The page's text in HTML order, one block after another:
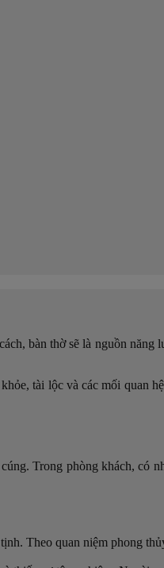
bàn thờ sẽ là nguồn năng
tài lộc và các mối quan
Trong phòng khách, có
Theo quan niệm phong